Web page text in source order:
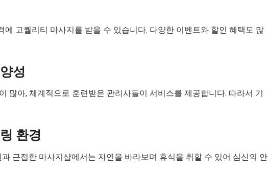
에 고퀄리티 마사지를 받을 수 있습니다. 다양한 이벤트와 할인 혜택도 많
성
많아, 체계적으로 훈련받은 관리사들이 서비스를 제공합니다. 따라서 기
환경
근접한 마사지샵에서는 자연을 바라보며 휴식을 취할 수 있어 심신의 안